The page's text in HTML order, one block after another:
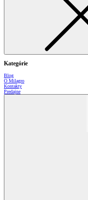
Kategórie
Blog
O Milagro
Kontakty
Predajne